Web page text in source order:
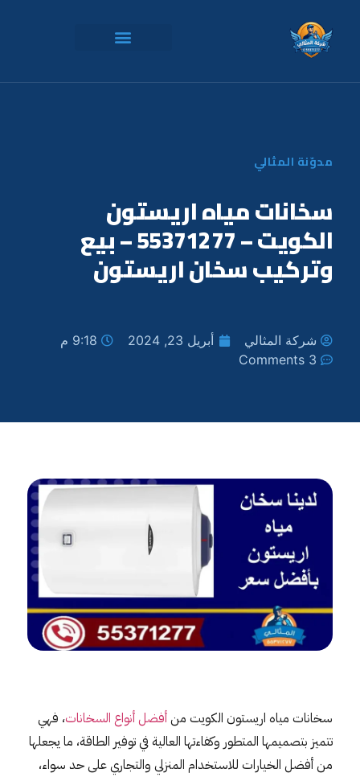
مدوّنة المثالي
سخانات مياه اريستون
الكويت – 55371277 – بيع
وتركيب سخان اريستون
شركة المثالي أبريل 23, 2024
9:18 م
3 Comments
سخانات مياه اريستون الكويت منأفضل أنواع السخانات، فهي
تتميز بتصميمها المتطور وكفاءتها العالية في توفير الطاقة، ما يجعلها
من أفضل الخيارات للاستخدام المنزلي والتجاري على حد سواء،